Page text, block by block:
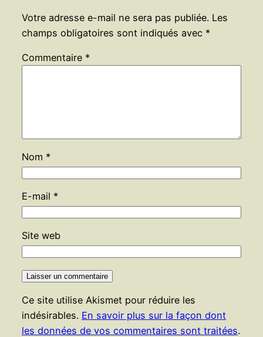
Votre adresse e-mail ne sera pas publiée. Les
champs obligatoires sont indiqués avec *
Commentaire *
Nom *
E-mail *
Site web
Ce site utilise Akismet pour réduire les
indésirables. En savoir plus sur la façon dont
les données de vos commentaires sont traitées.